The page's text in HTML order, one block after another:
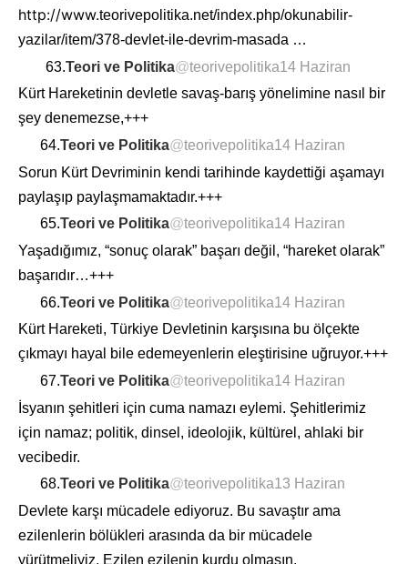
http://www.teorivepolitika.net/index.php/okunabilir-
yazilar/item/378-devlet-ile-devrim-masada …
63.Teori ve Politika@teorivepolitika14 Haziran
Kürt Hareketinin devletle savaş-barış yönelimine nasıl bir
şey denemezse,+++
64.Teori ve Politika@teorivepolitika14 Haziran
Sorun Kürt Devriminin kendi tarihinde kaydettiği aşamayı
paylaşıp paylaşmamaktadır.+++
65.Teori ve Politika@teorivepolitika14 Haziran
Yaşadığımız, “sonuç olarak” başarı değil, “hareket olarak”
başarıdır…+++
66.Teori ve Politika@teorivepolitika14 Haziran
Kürt Hareketi, Türkiye Devletinin karşısına bu ölçekte
çıkmayı hayal bile edemeyenlerin eleştirisine uğruyor.+++
67.Teori ve Politika@teorivepolitika14 Haziran
İsyanın şehitleri için cuma namazı eylemi. Şehitlerimiz
için namaz; politik, dinsel, ideolojik, kültürel, ahlaki bir
vecibedir.
68.Teori ve Politika@teorivepolitika13 Haziran
Devlete karşı mücadele ediyoruz. Bu savaştır ama
ezilenlerin bölükleri arasında da bir mücadele
yürütmeliyiz. Ezilen ezilenin kurdu olmasın.